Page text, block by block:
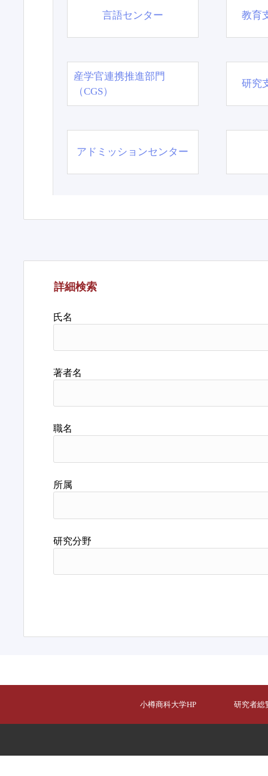
言語センター 教育
産学官連携推進部門
（CGS）
研究
アドミッションセンター
詳細検索
氏名
著者名
職名
所属
研究分野
小樽商科大学HP 研究者総